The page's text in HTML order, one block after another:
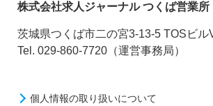
株式会社求人ジャーナル つくば営業所
茨城県つくば市二の宮3-13-5 TOSビル
Tel. 029-860-7720（運営事務局）
個人情報の取り扱いについて